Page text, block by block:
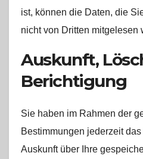
ist, können die Daten, die
nicht von Dritten mitgelesen
Auskunft,
Berichtigung
Sie haben im Rahmen der
Bestimmungen jederzeit
Auskunft über Ihre